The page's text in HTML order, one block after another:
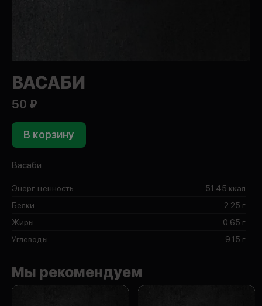
ВАСАБИ
50 ₽
В корзину
Васаби
Энерг. ценность
51.45 ккал
Белки
2.25 г
Жиры
0.65 г
Углеводы
9.15 г
Мы рекомендуем